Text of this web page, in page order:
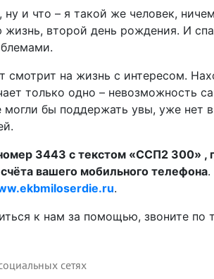
и что – я такой же человек,
второй день рождения. И
смотрит на жизнь с интересом.
только одно – невозможность
бы поддержать увы, уже нет
3443 с текстом «ССП2 300» ,
вашего мобильного телефона.
.
к нам за помощью, звоните по
сетях